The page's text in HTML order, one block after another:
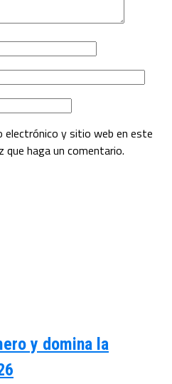
electrónico y sitio web en este
que haga un comentario.
y domina la